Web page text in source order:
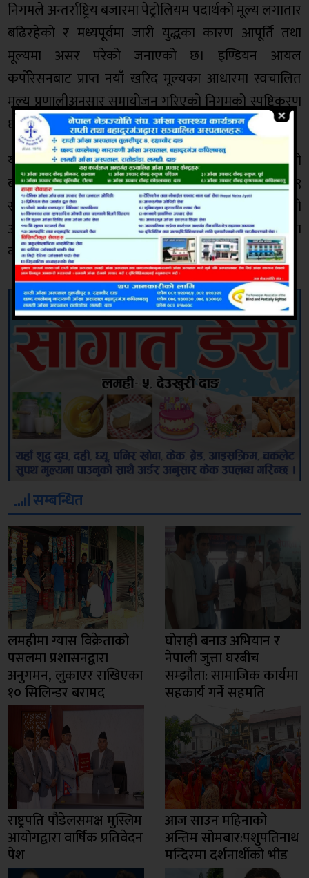
निगमले अन्तर्राष्ट्रिय बजारमा पेट्रोलियम पदार्थको मूल्य लगातार
बढिरहेको र मध्यपूर्वमा जारी युद्धका कारण आपूर्ति तथा
मूल्यमा असर परेको जनाएको छ। इण्डियन आयल
कर्पोरेसनबाट प्राप्त नयाँ खरिद मूल्यका आधारमा स्वचालित
मूल्य प्रणालीअनुसार समायोजन गरिएको निगमको स्पष्टिकरण
छ।
यति ठूलो मूल्य वृद्धि हुँदासमेत निगम अझै घाटामा रहेको
बताइएको छ। निगमका अनुसार हाल डिजेलमा प्रतिलिटर ९९
रुपैयाँ १६ पैसा घाटा कायम छ। अन्तर्राष्ट्रिय बजारमा भएको
आकस्मिक मूल्य वृद्धिका कारण निगमलाई प्रत्येक १५ दिनमा
करिब ५ अर्ब ७५ करोड रुपैयाँ घाटा हुने प्रक्षेपण गरिएको छ।
सम्बन्धित
लमहीमा ग्यास विक्रेताको
पसलमा प्रशासनद्वारा
अनुगमन, लुकाएर राखिएका
१० सिलिन्डर बरामद
घोराही बनाउ अभियान र
नेपाली जुत्ता घरबीच
सम्झौता: सामाजिक कार्यमा
सहकार्य गर्ने सहमति
राष्ट्रपति पौडेलसमक्ष मुस्लिम
आयोगद्वारा वार्षिक प्रतिवेदन
पेश
आज साउन महिनाको
अन्तिम सोमबार:पशुपतिनाथ
मन्दिरमा दर्शनार्थीको भीड